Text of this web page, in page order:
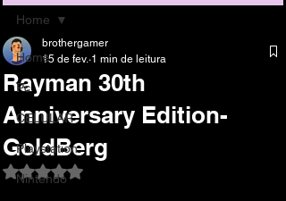
Home
Pc
CELULAR
Playstation
Nintendo
Home
Rayman 30th
Anniversary Edition-
GoldBerg
brothergamer
15 de fev. 1 min de leitura
Avaliado com NaN de 5 estrelas.